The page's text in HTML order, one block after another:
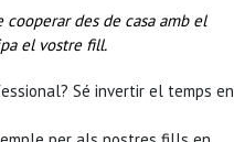
des de casa amb el
el vostre fill.
Sé invertir el temps en